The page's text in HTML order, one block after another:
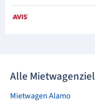
Alle
Mietwagen Alamo